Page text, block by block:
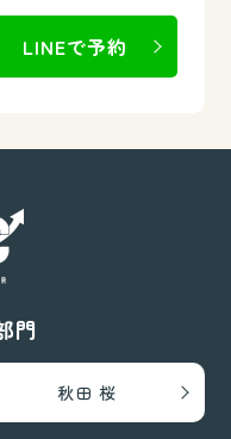
LINEで予約
門
秋田 桜